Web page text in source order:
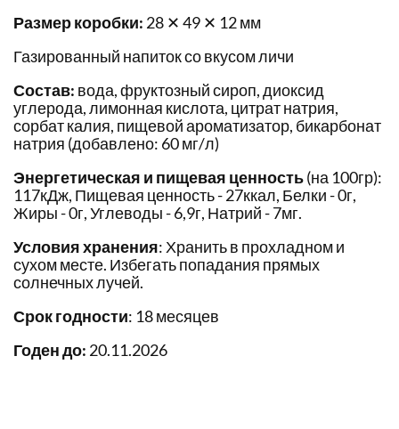
Размер коробки: 28 ✕ 49 ✕ 12 мм
Газированный напиток со вкусом личи
Состав: вода, фруктозный сироп, диоксид
углерода, лимонная кислота, цитрат натрия,
сорбат калия, пищевой ароматизатор, бикарбонат
натрия (добавлено: 60 мг/л)
Энергетическая и пищевая ценность(на 100гр):
117кДж, Пищевая ценность - 27ккал, Белки - 0г,
Жиры - 0г, Углеводы - 6,9г, Натрий - 7мг.
Условия хранения: Хранить в прохладном и
сухом месте. Избегать попадания прямых
солнечных лучей.
Срок годности: 18 месяцев
Годен до: 20.11.2026